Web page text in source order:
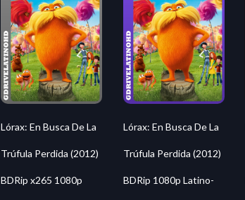
Lórax: En Busca De La
Trúfula Perdida (2012)
BDRip x265 1080p
Lórax: En Busca De La
Trúfula Perdida (2012)
BDRip 1080p Latino-